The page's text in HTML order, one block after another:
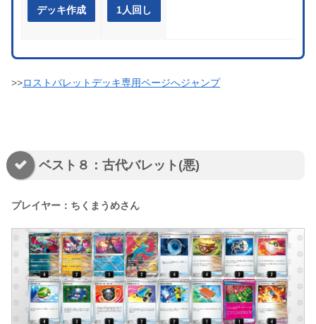
デッキ作成 1人回し
>>ロストバレットデッキ専用ページへジャンプ
ベスト８：古代バレット(悪)
プレイヤー：ちくまうめさん